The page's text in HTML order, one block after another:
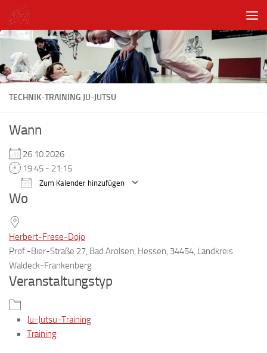
Unter dem Inhalt
TECHNIK-TRAINING JU-JUTSU
Wann
26.10.2026
19:45 - 21:15
Zum Kalender hinzufügen
Wo
Herbert-Frese-Dojo
Prof.-Bier-Straße 27, Bad Arolsen, Hessen, 34454, Landkreis
Waldeck-Frankenberg
Veranstaltungstyp
Ju-Jutsu-Training
Training